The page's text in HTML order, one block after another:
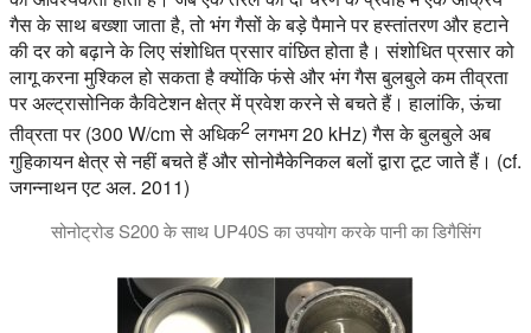
गैस के साथ बख्शा जाता है, तो भंग गैसों के बड़े पैमाने पर हस्तांतरण और हटाने
की दर को बढ़ाने के लिए संशोधित प्रसार वांछित होता है। संशोधित प्रसार को
लागू करना मुश्किल हो सकता है क्योंकि फंसे और भंग गैस बुलबुले कम तीव्रता
पर अल्ट्रासोनिक कैविटेशन क्षेत्र में प्रवेश करने से बचते हैं। हालांकि, ऊंचा
तीव्रता पर (300 W/cm से अधिक2 लगभग 20 kHz) गैस के बुलबुले अब
गुहिकायन क्षेत्र से नहीं बचते हैं और सोनोमैकेनिकल बलों द्वारा टूट जाते हैं। (cf.
जगन्नाथन एट अल. 2011)
सोनोट्रोड S200 के साथ UP40S का उपयोग करके पानी का डिगैसिंग